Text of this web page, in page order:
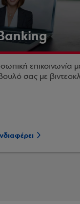
επικοινωνία
σας με